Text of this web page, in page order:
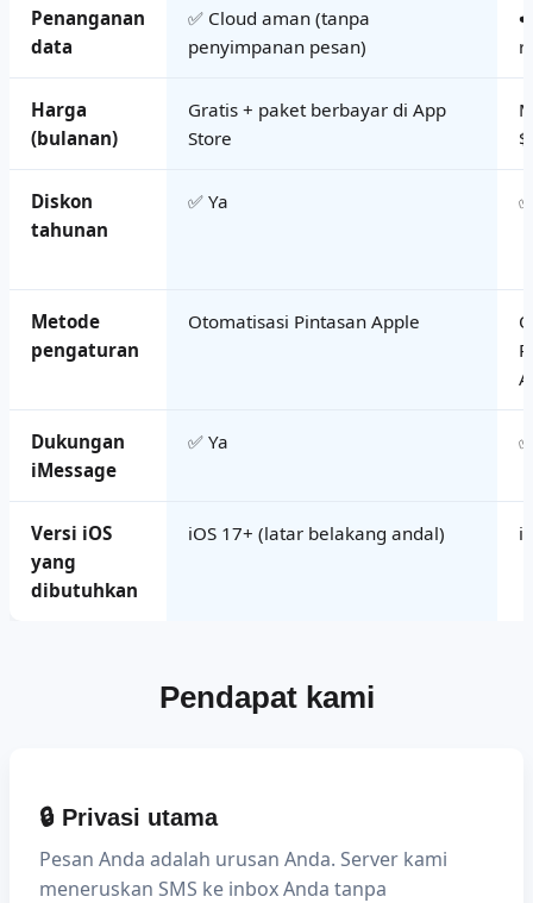
Penanganan
data
✅ Cloud aman (tanpa
penyimpanan pesan)
Harga
(bulanan)
Gratis + paket berbayar di App
Store
Diskon
tahunan
✅ Ya
Metode
pengaturan
Otomatisasi Pintasan Apple
Dukungan
iMessage
✅ Ya
Versi iOS
yang
dibutuhkan
iOS 17+ (latar belakang andal)
Pendapat kami
🔒 Privasi utama
Pesan Anda adalah urusan Anda. Server kami
meneruskan SMS ke inbox Anda tanpa